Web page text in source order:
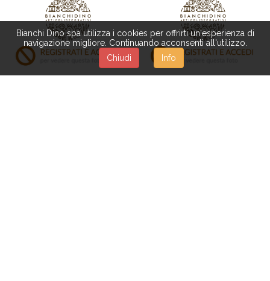
Bianchi Dino spa utilizza i cookies per offrirti un'esperienza di
navigazione migliore. Continuando acconsenti all'utilizzo.
Chiudi
Info